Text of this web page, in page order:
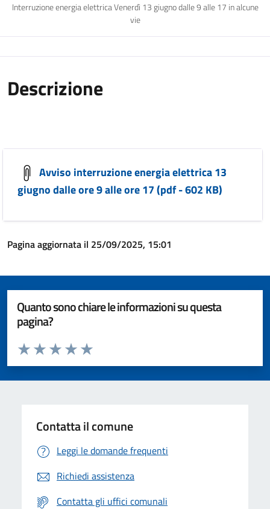
Interruzione energia elettrica Venerdì 13 giugno dalle 9 alle 17 in alcune
vie
Descrizione
Avviso interruzione energia elettrica 13
giugno dalle ore 9 alle ore 17 (pdf - 602 KB)
Pagina aggiornata il 25/09/2025, 15:01
Quanto sono chiare le informazioni su questa
pagina?
Valuta da 1 a 5 stelle la pagina
Valuta 5 stelle su 5
Valuta 4 stelle su 5
Valuta 3 stelle su 5
Valuta 2 stelle su 5
Valuta 1 stelle su 5
Contatta il comune
Leggi le domande frequenti
Richiedi assistenza
Contatta gli uffici comunali